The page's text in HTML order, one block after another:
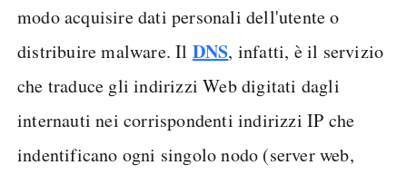
modo acquisire dati personali dell'utente o
distribuire malware. Il DNS, infatti, è il servizio
che traduce gli indirizzi Web digitati dagli
internauti nei corrispondenti indirizzi IP che
indentificano ogni singolo nodo (server web,